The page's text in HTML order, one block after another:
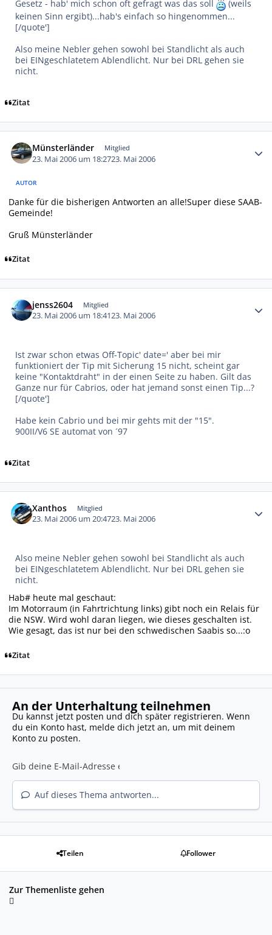
Gesetz - hab' mich schon oft gefragt was das soll
(weils
keinen Sinn ergibt)...hab's einfach so hingenommen...
[/quote']
Also meine Nebler gehen sowohl bei Standlicht als auch
bei EINgeschlatetem Ablendlicht. Nur bei DRL gehen sie
nicht.
Zitat
Münsterländer Mitglied
23. Mai 2006 um 18:2723. Mai 2006
AUTOR
Danke für die bisherigen Antworten an alle!Super diese SAAB-
Gemeinde!
Gruß Münsterländer
Zitat
jenss2604 Mitglied
23. Mai 2006 um 18:4123. Mai 2006
Ist zwar schon etwas Off-Topic' date=' aber bei mir
funktioniert der Tip mit Sicherung 15 nicht, scheint gar
keine "Kontaktdraht" in der einen Seite zu haben. Gilt das
Ganze nur für Cabrios, oder hat jemand sonst einen Tip...?
[/quote']
Habe kein Cabrio und bei mir gehts mit der "15".
900II/V6 SE automat von ´97
Zitat
Xanthos Mitglied
23. Mai 2006 um 20:4723. Mai 2006
Also meine Nebler gehen sowohl bei Standlicht als auch
bei EINgeschlatetem Ablendlicht. Nur bei DRL gehen sie
nicht.
Hab# heute mal geschaut:
Im Motorraum (in Fahrtrichtung links) gibt noch ein Relais für
die NSW. Wird wohl daran liegen, wie dieses geschalten ist.
Wie gesagt, das ist nur bei den schwedischen Saabis so...:o
Zitat
An der Unterhaltung teilnehmen
Du kannst jetzt posten und dich später registrieren. Wenn
du ein Konto hast, melde dich jetzt an, um mit deinem
Konto zu posten.
Auf dieses Thema antworten...
Teilen Follower
Zur Themenliste gehen